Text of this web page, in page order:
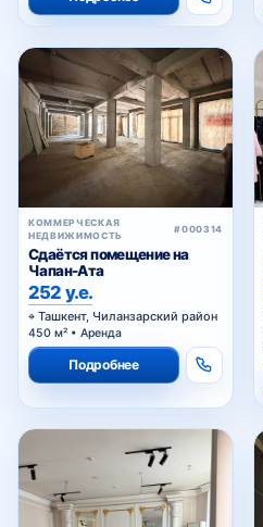
КОММЕРЧЕСКАЯ
НЕДВИЖИМОСТЬ
#000314
Сдаётся помещение на
Чапан-Ата
252 у.е.
Ташкент, Чиланзарский район
450 м² • Аренда
Подробнее